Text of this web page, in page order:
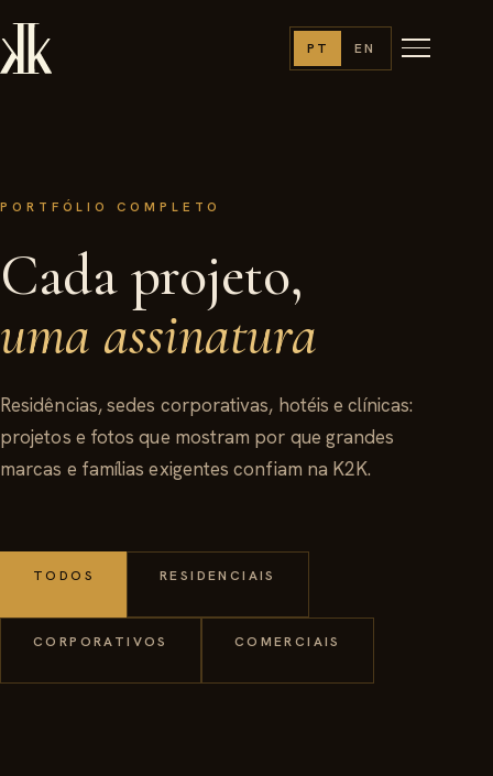
PT EN
PORTFÓLIO COMPLETO
Cada projeto,
uma assinatura
Residências, sedes corporativas, hotéis e clínicas:
projetos e fotos que mostram por que grandes
marcas e famílias exigentes confiam na K2K.
TODOS RESIDENCIAIS
CORPORATIVOS COMERCIAIS